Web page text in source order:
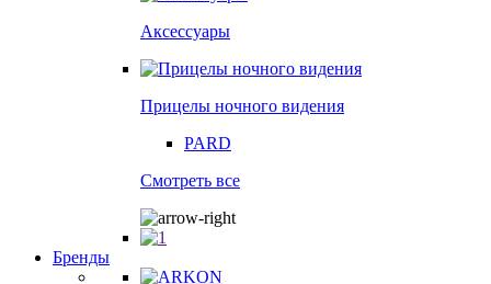
Аксессуары
Прицелы ночного видения
PARD
Смотреть все
Бренды